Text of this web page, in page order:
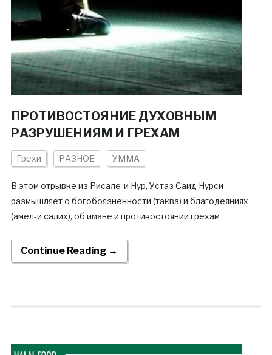
ПРОТИВОСТОЯНИЕ ДУХОВНЫМ
РАЗРУШЕНИЯМ И ГРЕХАМ
Грехи РАЗНОЕ УММА
В этом отрывке из Рисале-и Нур, Устаз Саид Нурси
размышляет о богобоязненности (таква) и благодеяниях
(амел-и салих), об имане и противостоянии грехам
Continue Reading →